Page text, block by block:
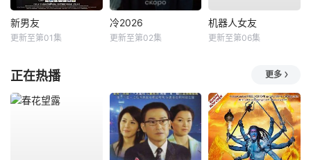
新男友
更新至第01集
冷2026
更新至第02集
机器人女友
更新至第06集
正在热播 更多